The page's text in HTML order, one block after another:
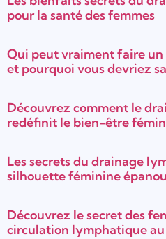
pour la santé des femmes
Qui peut vraiment faire
et pourquoi vous devriez
Découvrez comment le
redéfinit le bien-être
Les secrets du drainage
silhouette féminine
Découvrez le secret des
circulation lymphatique